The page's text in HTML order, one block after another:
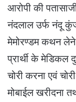
आरोपी की
नंदलाल उर्फ नंदू
मेमोरण्डम कथन लेने
प्रार्थी के
चोरी करना एवं
मोबाईल खरीदना